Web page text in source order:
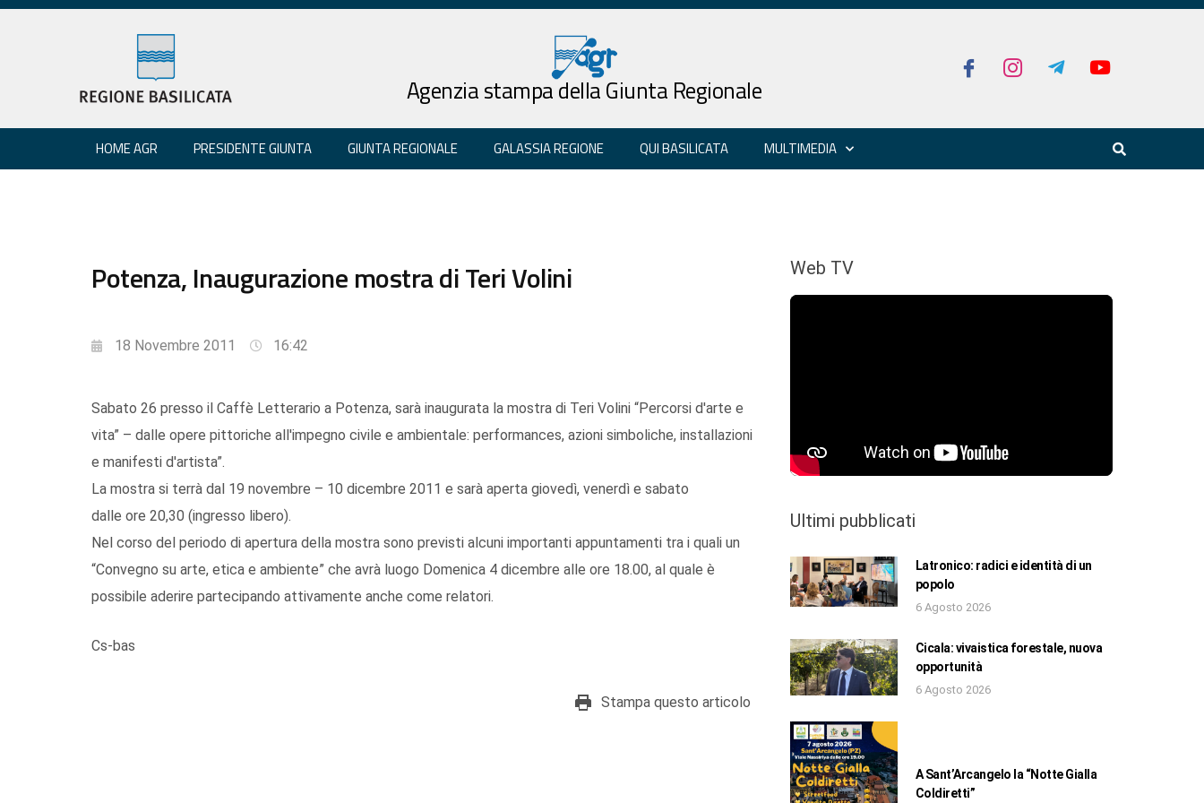
Agenzia stampa della Giunta Regionale
HOME AGR PRESIDENTE GIUNTA GIUNTA REGIONALE GALASSIA REGIONE QUI BASILICATA MULTIMEDIA
Potenza, Inaugurazione mostra di Teri Volini
18 Novembre 2011 16:42
Sabato 26 presso il Caffè Letterario a Potenza, sarà inaugurata la mostra di Teri Volini “Percorsi d'arte e
vita” – dalle opere pittoriche all'impegno civile e ambientale: performances, azioni simboliche, installazioni
e manifesti d'artista”.
La mostra si terrà dal 19 novembre – 10 dicembre 2011 e sarà aperta giovedì, venerdì e sabato
dalle ore 20,30 (ingresso libero).
Nel corso del periodo di apertura della mostra sono previsti alcuni importanti appuntamenti tra i quali un
“Convegno su arte, etica e ambiente” che avrà luogo Domenica 4 dicembre alle ore 18.00, al quale è
possibile aderire partecipando attivamente anche come relatori.
Cs-bas
Stampa questo articolo
Web TV
Ultimi pubblicati
Latronico: radici e identità di un
popolo
6 Agosto 2026
Cicala: vivaistica forestale, nuova
opportunità
6 Agosto 2026
A Sant’Arcangelo la “Notte Gialla
Coldiretti”